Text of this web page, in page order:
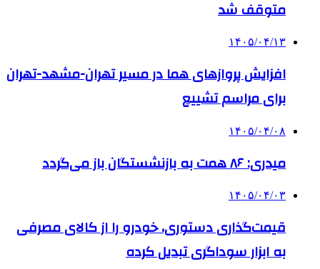
متوقف شد
۱۴۰۵/۰۴/۱۳
افزایش پروازهای هما در مسیر تهران-مشهد-تهران
برای مراسم تشییع
۱۴۰۵/۰۴/۰۸
میدری: ۸۶ همت به بازنشستگان باز می‌گردد
۱۴۰۵/۰۴/۰۳
قیمت‌گذاری دستوری، خودرو را از کالای مصرفی
به ابزار سوداگری تبدیل کرده